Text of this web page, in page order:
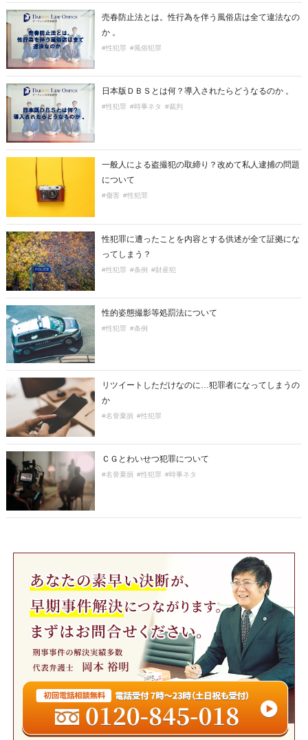
売春防止法とは。性行為を伴う風俗店は全て違法なの
か 。
#性犯罪 #風俗犯罪
日本版ＤＢＳとは何？導入されたらどうなるのか 。
#性犯罪 #時事ネタ #裁判
一般人による盗撮犯の取締り？改めて私人逮捕の問題
について
#傷害 #性犯罪
性犯罪に遭ったことを内容とする供述が全て証拠にな
ってしまう？
#性犯罪 #条例 #財産犯
性的姿態撮影等処罰法について
#性犯罪 #条例
リツイートしただけなのに…犯罪者になってしまうの
か
#名誉棄損 #性犯罪
ＣＧとわいせつ犯罪について
#名誉棄損 #性犯罪 #時事ネタ